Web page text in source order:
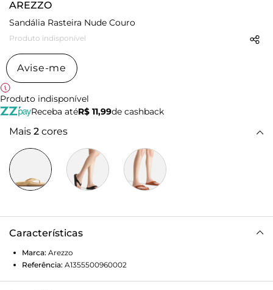
AREZZO
Sandália Rasteira Nude Couro
Produto indisponível
Avise-me
Produto indisponível
Receba atéR$ 11,99de cashback
Mais 2 cores
Características
Marca: Arezzo
Referência: A1355500960002